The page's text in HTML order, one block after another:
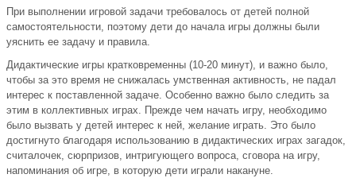
При выполнении игровой задачи требовалось от детей полной
самостоятельности, поэтому дети до начала игры должны были
уяснить ее задачу и правила.
Дидактические игры кратковременны (10-20 минут), и важно было,
чтобы за это время не снижалась умственная активность, не падал
интерес к поставленной задаче. Особенно важно было следить за
этим в коллективных играх. Прежде чем начать игру, необходимо
было вызвать у детей интерес к ней, желание играть. Это было
достигнуто благодаря использованию в дидактических играх загадок,
считалочек, сюрпризов, интригующего вопроса, сговора на игру,
напоминания об игре, в которую дети играли накануне.